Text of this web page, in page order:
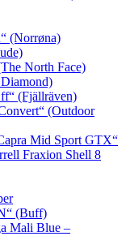
(Norrøna)
North Face)
(Fjällräven)
(Outdoor
Mid Sport GTX“
Fraxion Shell 8
(Buff)
Mali Blue –